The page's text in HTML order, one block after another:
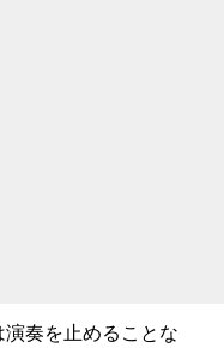
奏を止めることな